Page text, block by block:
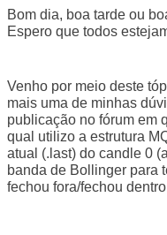
Bom dia, boa tarde ou
Espero que todos
Venho por meio deste
mais uma de minhas
publicação no fórum em
qual utilizo a estrutura
atual (.last) do candle 0
banda de Bollinger para
fechou fora/fechou